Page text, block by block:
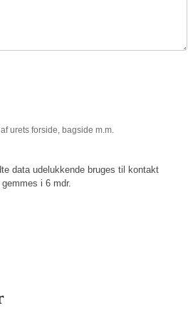
urets forside, bagside m.m.
i 6 mdr.